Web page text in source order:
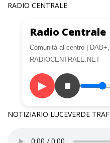
RADIO CENTRALE
Radio Centrale
Comunità al centro | DAB+,
RADIOCENTRALE.NET
▶ ■
NOTIZIARIO LUCEVERDE